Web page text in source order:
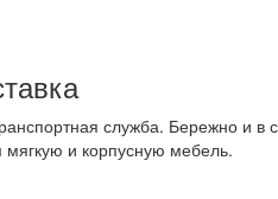
служба. Бережно и в
и корпусную мебель.